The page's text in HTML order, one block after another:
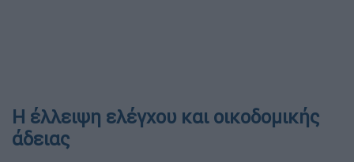
Η έλλειψη ελέγχου και οικοδομικής
άδειας